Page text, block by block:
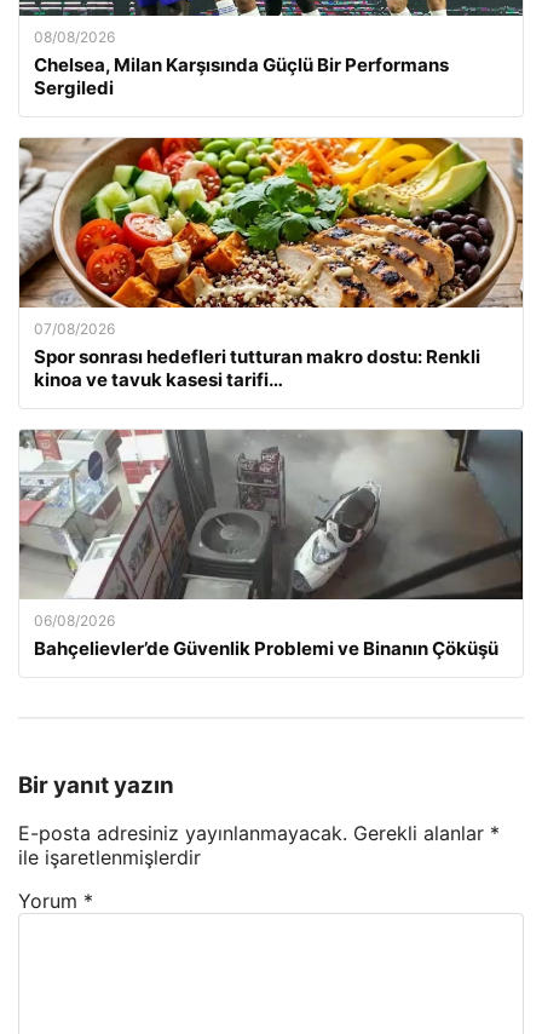
08/08/2026
Chelsea, Milan Karşısında Güçlü Bir Performans
Sergiledi
07/08/2026
Spor sonrası hedefleri tutturan makro dostu: Renkli
kinoa ve tavuk kasesi tarifi…
06/08/2026
Bahçelievler’de Güvenlik Problemi ve Binanın Çöküşü
Bir yanıt yazın
E-posta adresiniz yayınlanmayacak. Gerekli alanlar *
ile işaretlenmişlerdir
Yorum *